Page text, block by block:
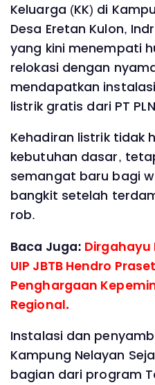
Keluarga (KK) di
Desa Eretan Kulon,
yang kini menempati
relokasi dengan
mendapatkan
listrik gratis dari PT
Kehadiran listrik tidak
kebutuhan dasar,
semangat baru bagi
bangkit setelah
rob.
Baca Juga: Dirgahayu
UIP JBTB Hendro
Penghargaan
Regional.
Instalasi dan
Kampung Nelayan
bagian dari program